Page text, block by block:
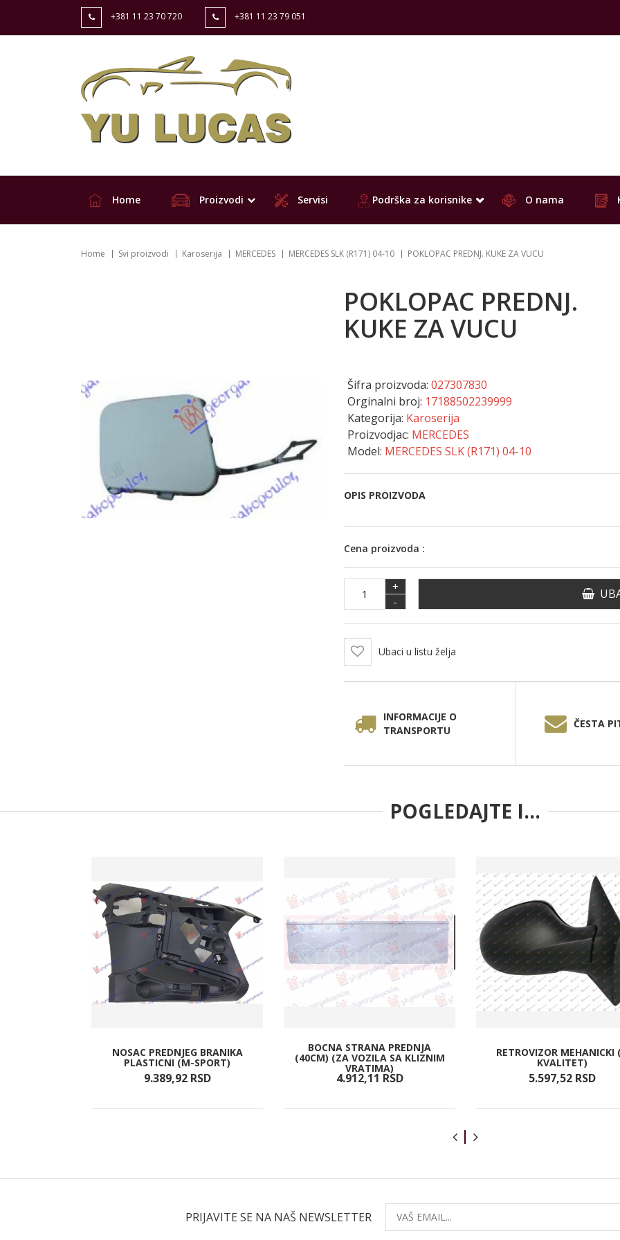
+381 11 23 70 720 +381 11 23 79 051
Home Proizvodi Servisi Podrška za korisnike O nama
Home Svi proizvodi Karoserija MERCEDES MERCEDES SLK (R171) 04-10 POKLOPAC PREDNJ. KUKE ZA VUCU
POKLOPAC PREDNJ.
KUKE ZA VUCU
Šifra proizvoda: 027307830
Orginalni broj: 17188502239999
Kategorija: Karoserija
Proizvodjac: MERCEDES
Model: MERCEDES SLK (R171) 04-10
OPIS PROIZVODA
Cena proizvoda :
+
-
Ubaci u listu želja
INFORMACIJE O
TRANSPORTU
ČESTA
POGLEDAJTE I...
NOSAC PREDNJEG BRANIKA
PLASTICNI (M-SPORT)
9.389,92 RSD
BOCNA STRANA PREDNJA
(40CM) (ZA VOZILA SA KLIZNIM
VRATIMA)
4.912,11 RSD
RETROVIZOR MEHANICKI
KVALITET)
5.597,52 RSD
PRIJAVITE SE NA NAŠ NEWSLETTER